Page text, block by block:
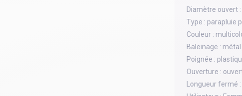
Diamètre ouvert :
Type : parapluie
Couleur :
Baleinage :
Poignée :
Ouverture :
Longueur fermé :